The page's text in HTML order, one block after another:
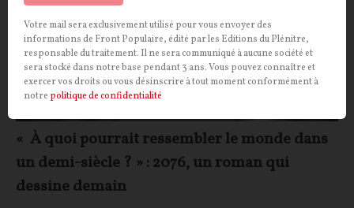
« À quoi pourrait ressembler le monde dans
un demi-siècle ? » : 2076, un roman qui
dessine demain
Votre mail sera exclusivement utilisé pour vous envoyer des
informations de Front Populaire, édité par les Editions du Plénitre,
responsable du traitement. Il ne sera communiqué à aucune société et
sera stocké dans notre base pendant 3 ans. Vous pouvez connaître et
exercer vos droits ou vous désinscrire à tout moment conformément à
notre politique de confidentialité